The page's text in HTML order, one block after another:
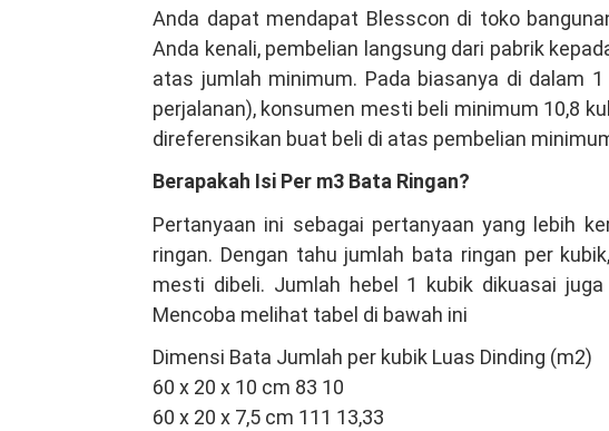
Anda dapat mendapat Blesscon di toko
Anda kenali, pembelian langsung dari pabrik
atas jumlah minimum. Pada biasanya di dalam
perjalanan), konsumen mesti beli minimum 10,8
direferensikan buat beli di atas pembelian
Berapakah Isi Per m3 Bata Ringan?
Pertanyaan ini sebagai pertanyaan yang lebih
ringan. Dengan tahu jumlah bata ringan per
mesti dibeli. Jumlah hebel 1 kubik dikuasai
Mencoba melihat tabel di bawah ini
Dimensi Bata Jumlah per kubik Luas Dinding (m2)
60 x 20 x 10 cm 83 10
60 x 20 x 7,5 cm 111 13,33